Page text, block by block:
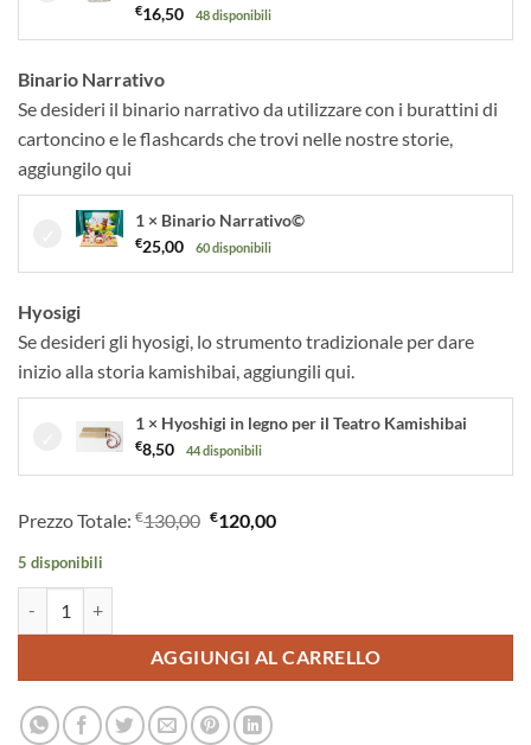
€16,50 48 disponibili
Binario Narrativo
Se desideri il binario narrativo da utilizzare con i burattini di
cartoncino e le flashcards che trovi nelle nostre storie,
aggiungilo qui
1 × Binario Narrativo©
€25,00 60 disponibili
Hyosigi
Se desideri gli hyosigi, lo strumento tradizionale per dare
inizio alla storia kamishibai, aggiungili qui.
1 × Hyoshigi in legno per il Teatro Kamishibai
€8,50 44 disponibili
Prezzo Totale: €130,00 €120,00
5 disponibili
AGGIUNGI AL CARRELLO